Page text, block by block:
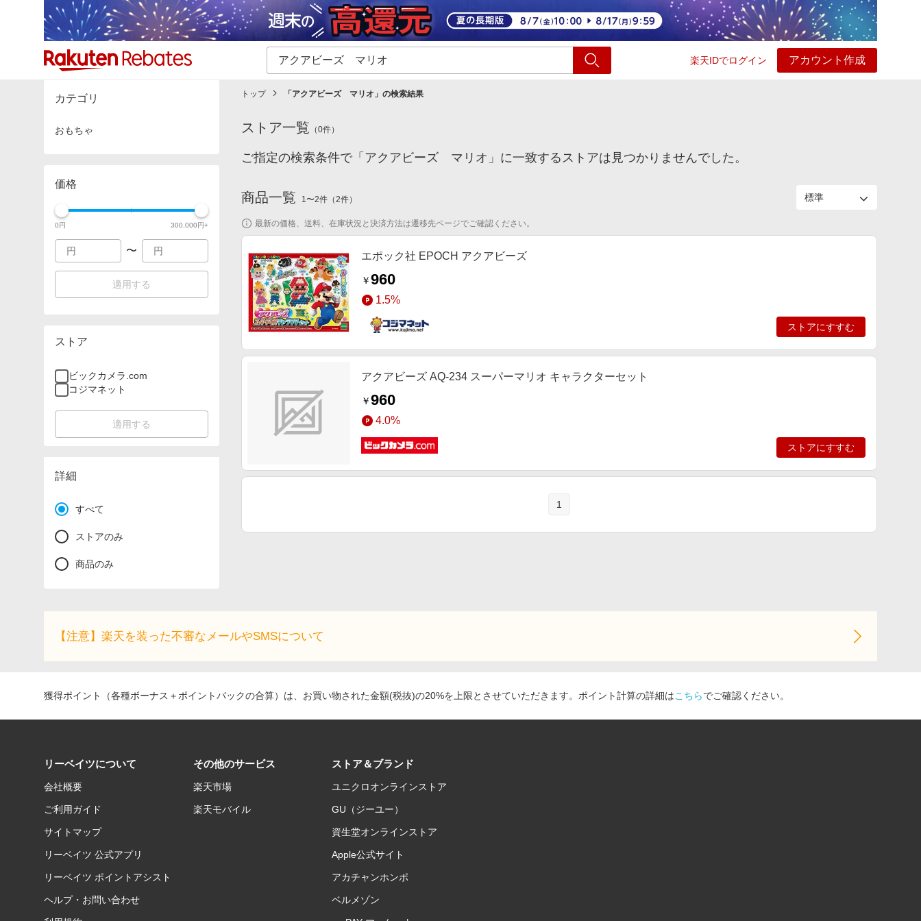
楽天IDでログイン アカウント作成
カテゴリー一覧 イベント一覧 ショッピング
カテゴリ
おもちゃ
価格
0円 300,000円+
〜
適用する
ストア
ビックカメラ.com
コジマネット
適用する
詳細
すべて
ストアのみ
商品のみ
トップ 「 アクアビーズ マリオ 」の検索結果
ストア一覧 （0件）
ご指定の検索条件で「アクアビーズ マリオ」に一致するストアは見つかりませんでした。
商品一覧 1〜2件 （2件）
最新の価格、送料、在庫状況と決済方法は遷移先ページでご確認ください。
エポック社 EPOCH アクアビーズ
￥960
1.5%
ストアにすすむ
アクアビーズ AQ-234 スーパーマリオ キャラクターセット
￥960
4.0%
ストアにすすむ
1
【注意】楽天を装った不審なメールやSMSについて
獲得ポイント（各種ボーナス＋ポイントバックの合算）は、お買い物された金額(税抜)の20%を上限とさせていただきます。ポイント計算の詳細はこちらでご確認ください。
リーベイツについて
会社概要
ご利用ガイド
サイトマップ
リーベイツ 公式アプリ
リーベイツ ポイントアシスト
ヘルプ・お問い合わせ
その他のサービス
楽天市場
楽天モバイル
ストア＆ブランド
ユニクロオンラインストア
GU（ジーユー）
資生堂オンラインストア
Apple公式サイト
アカチャンホンポ
ベルメゾン